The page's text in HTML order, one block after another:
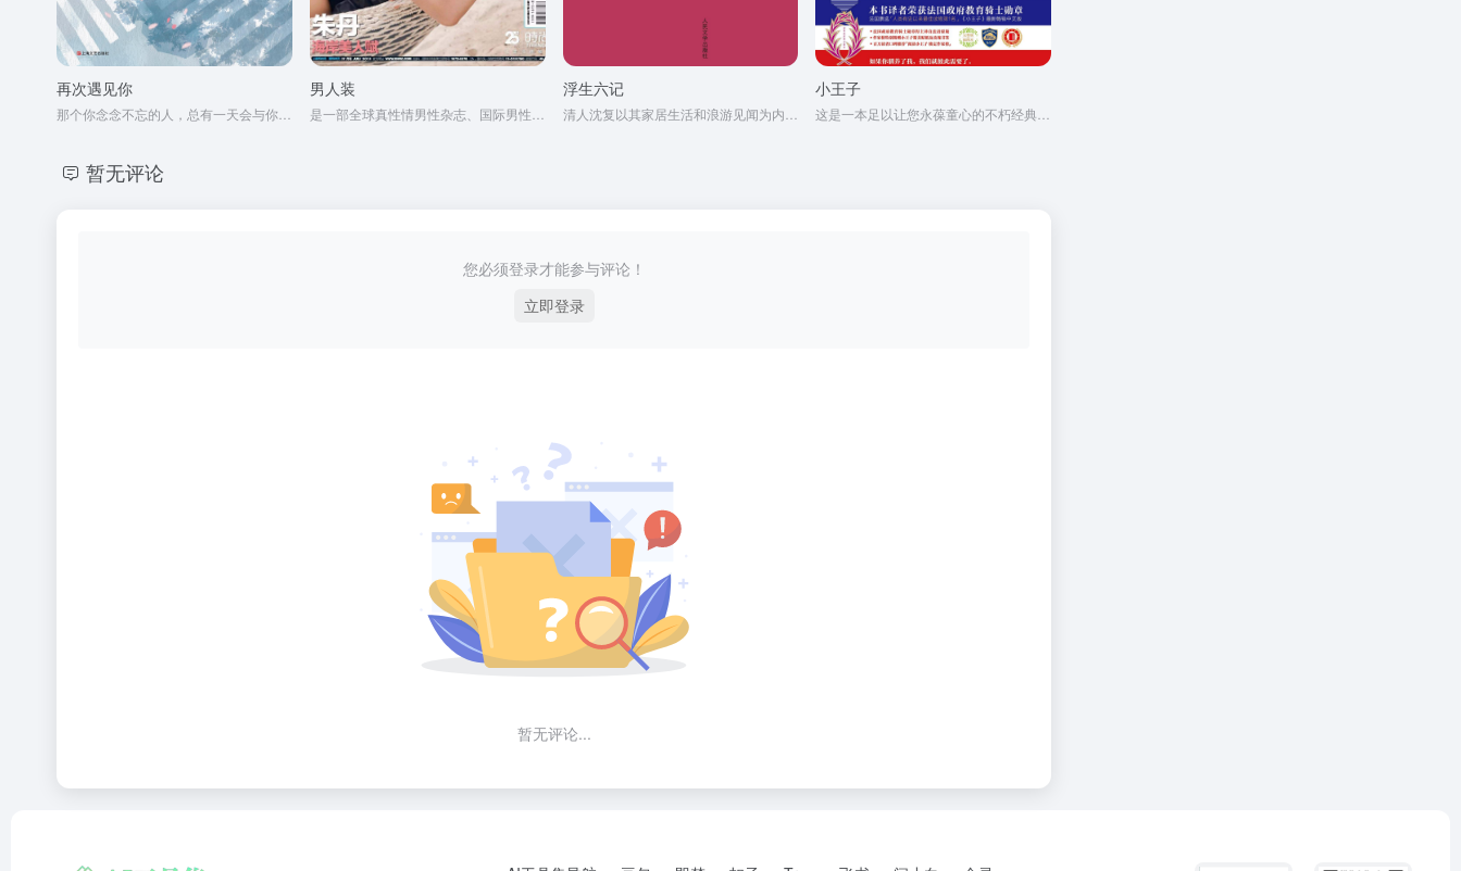
再次遇见你
那个你念念不忘的人，总有一天会与你再次相遇。
男人装
是一部全球真性情男性杂志、国际男性杂志市场的当红杂志
浮生六记
清人沈复以其家居生活和浪游见闻为内容写成的《浮生六记》，为中国文学史上的一支奇葩。
小王子
这是一本足以让您永葆童心的不朽经典，被全球亿万读者誉为人生必读书。
暂无评论
您必须登录才能参与评论！
立即登录
暂无评论...